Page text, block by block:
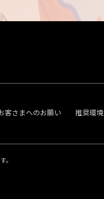
客さまへのお願い 推奨環境
。